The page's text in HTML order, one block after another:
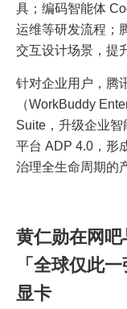
具；编码智能体
运维等研发流程；
交互设计场景，提
针对企业用户，腾
（WorkBuddy
Suite，升级企业
平台 ADP 4.0，形
治理全生命周期的
黄仁勋在网
「全球仅此
显卡